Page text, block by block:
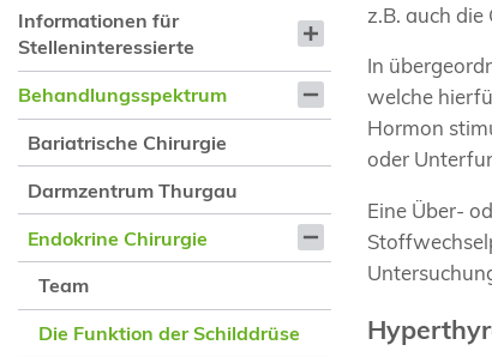
Informationen für
Stelleninteressierte
Behandlungsspektrum
Bariatrische Chirurgie
Darmzentrum Thurgau
Endokrine Chirurgie
Team
Die Funktion der Schilddrüse
z.B. auch
In
welche
Hormon
oder
Eine Über-